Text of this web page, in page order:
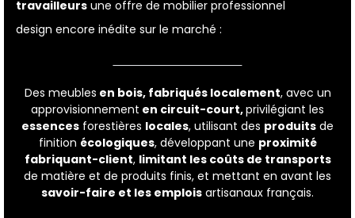
travailleurs une offre de mobilier professionnel
design encore inédite sur le marché :
Des meubles en bois, fabriqués localement, avec un
approvisionnement en circuit-court,privilégiant les
essences forestières locales, utilisant des produits de
finition écologiques, développant une proximité
fabriquant-client, limitant les coûts de transports
de matière et de produits finis, et mettant en avant les
savoir-faire et les emplois artisanaux français.